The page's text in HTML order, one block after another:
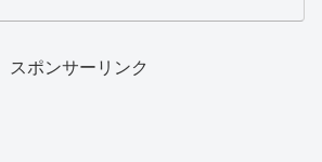
スポンサーリンク